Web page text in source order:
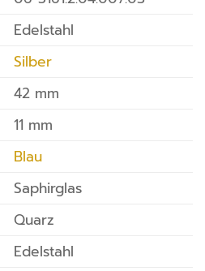
Edelstahl
Silber
42 mm
11 mm
Blau
Saphirglas
Quarz
Edelstahl